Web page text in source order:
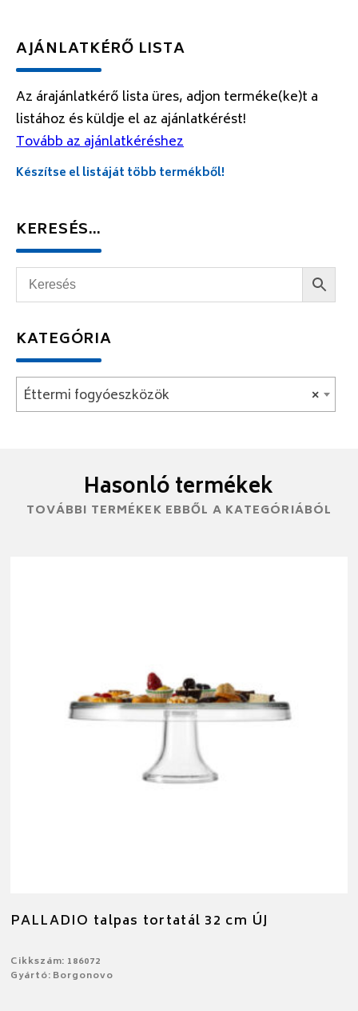
AJÁNLATKÉRŐ LISTA
Az árajánlatkérő lista üres, adjon terméke(ke)t a
listához és küldje el az ajánlatkérést!
Tovább az ajánlatkéréshez
Készítse el listáját több termékből!
KERESÉS…
KATEGÓRIA
×
Éttermi fogyóeszközök
Hasonló termékek
TOVÁBBI TERMÉKEK EBBŐL A KATEGÓRIÁBÓL
PALLADIO talpas tortatál 32 cm ÚJ
Cikkszám: 186072
Gyártó: Borgonovo